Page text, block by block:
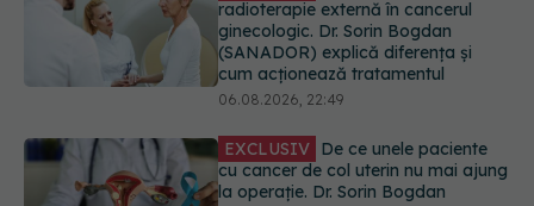
cu cancer de col uterin nu mai ajung
la operație. Dr. Sorin Bogdan
(SANADOR): Intervenția
chirurgicală, doar în situații
particulare
Alertă în Europa după un nou caz
de hantavirus Anzi, singura tulpină